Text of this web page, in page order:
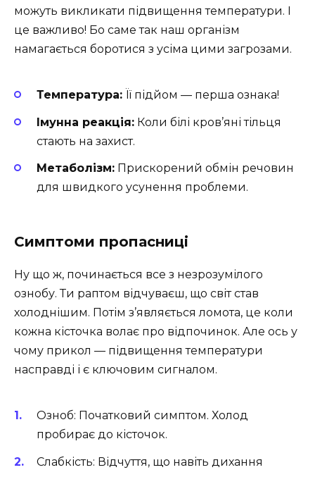
можуть викликати підвищення температури. І
це важливо! Бо саме так наш організм
намагається боротися з усіма цими загрозами.
Температура: Її підйом — перша ознака!
Імунна реакція: Коли білі кров’яні тільця
стають на захист.
Метаболізм: Прискорений обмін речовин
для швидкого усунення проблеми.
Симптоми пропасниці
Ну що ж, починається все з незрозумілого
ознобу. Ти раптом відчуваєш, що світ став
холоднішим. Потім з’являється ломота, це коли
кожна кісточка волає про відпочинок. Але ось у
чому прикол — підвищення температури
насправді і є ключовим сигналом.
Озноб: Початковий симптом. Холод
пробирає до кісточок.
Слабкість: Відчуття, що навіть дихання